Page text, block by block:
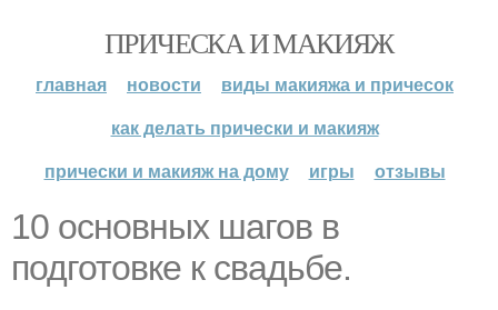
ПРИЧЕСКА И МАКИЯЖ
главная новости
виды макияжа и причесок
как делать прически и макияж
прически и макияж на дому
игры отзывы
10 основных шагов в
подготовке к свадьбе.